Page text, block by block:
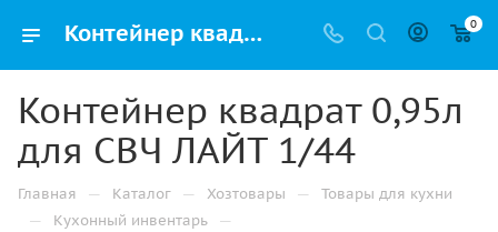
Контейнер квадрат 0,95л для СВЧ ЛАЙТ 1/44 купить в Санкт-Петербурге с доставкой оптом и в розницу 0
Контейнер квадрат 0,95л
для СВЧ ЛАЙТ 1/44
Главная — Каталог — Хозтовары — Товары для кухни
— Кухонный инвентарь —